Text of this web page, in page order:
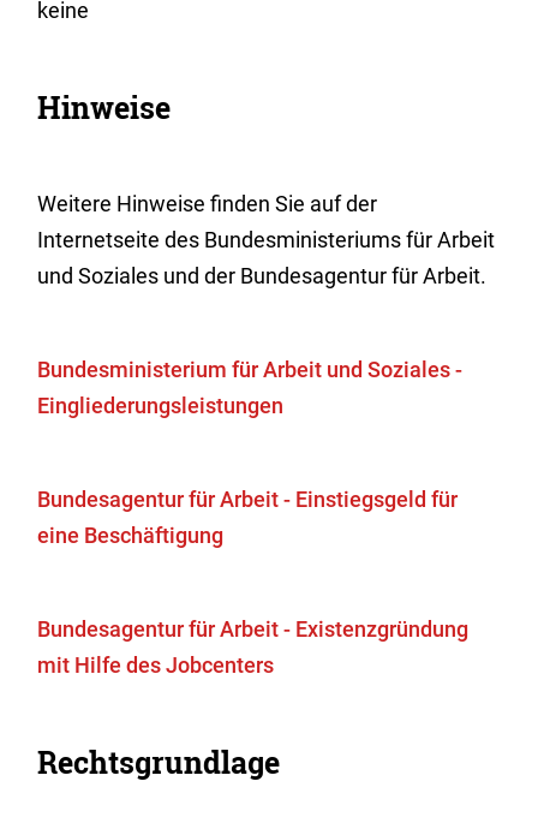
keine
Hinweise
Weitere Hinweise finden Sie auf der
Internetseite des Bundesministeriums für Arbeit
und Soziales und der Bundesagentur für Arbeit.
Bundesministerium für Arbeit und Soziales -
Eingliederungsleistungen
Bundesagentur für Arbeit - Einstiegsgeld für
eine Beschäftigung
Bundesagentur für Arbeit - Existenzgründung
mit Hilfe des Jobcenters
Rechtsgrundlage